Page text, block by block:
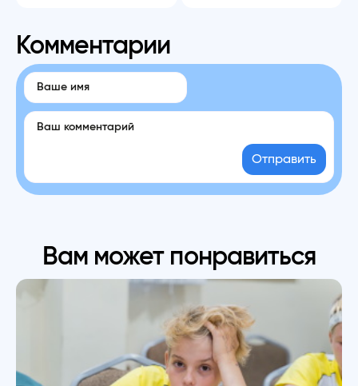
Комментарии
Отправить
Вам может понравиться